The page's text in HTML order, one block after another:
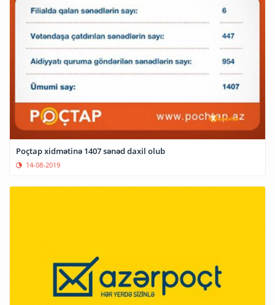
Poçtap xidmətinə 1407 sənəd daxil olub
14-08-2019